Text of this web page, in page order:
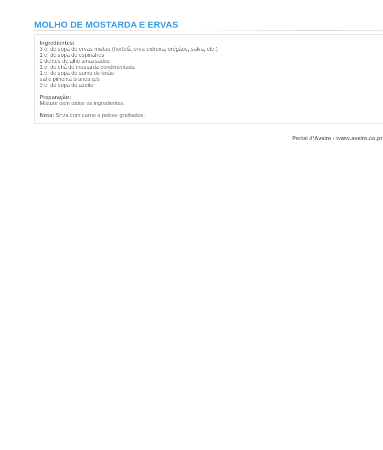
MOLHO DE MOSTARDA E ERVAS
Ingredientes:
3 c. de sopa de ervas mistas (hortelã, erva-cidreira, orégãos, salva, etc.)
1 c. de sopa de espinafres
2 dentes de alho amassados
1 c. de chá de mostarda condimentada
1 c. de sopa de sumo de limão
sal e pimenta branca q.b.
3 c. de sopa de azeite
Preparação:
Misture bem todos os ingredientes.
Nota: Sirva com carne e peixes grelhados.
Portal d'Aveiro - www.aveiro.co.pt